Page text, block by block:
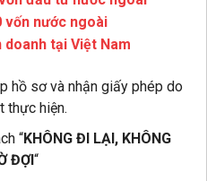
vốn nước ngoài
tại Việt Nam
hồ sơ và nhận giấy phép do
thực hiện.
“KHÔNG ĐI LẠI, KHÔNG
ĐỢI“